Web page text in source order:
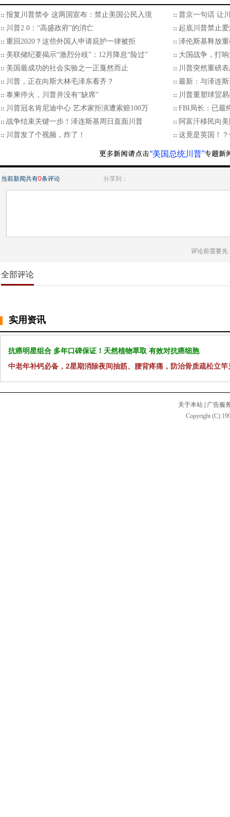
报复川普禁令 这两国宣布：禁止美国公民入境
普京一句话 让
川普2.0：“高盛政府”的消亡
起底川普禁止
重回2020？这些外国人申请庇护一律被拒
泽伦斯基释放
美联储纪要揭示“激烈分歧”：12月降息“险过”
大国战争，打
美国最成功的社会实验之一正戛然而止
川普突然重磅
川普，正在向斯大林毛泽东看齐？
最新：与泽连
泰柬停火，川普并没有“缺席”
川普重塑球贸
川普冠名肯尼迪中心 艺术家拒演遭索赔100万
FBI局长：已最
战争结束关键一步！泽连斯基周日直面川普
阿富汗移民向
川普发了个视频，炸了！
这竟是英国！
“美国总统川普”
当前新闻共有0条评论 分享到：
评论前需要先
全部评论
实用资讯
抗癌明星组合 多年口碑保证！天然植物萃取 有效对抗癌细胞
中老年补钙必备，2星期消除夜间抽筋、腰背疼痛，防治骨质疏松立竿
关于本站
广告服
Copyright (C)